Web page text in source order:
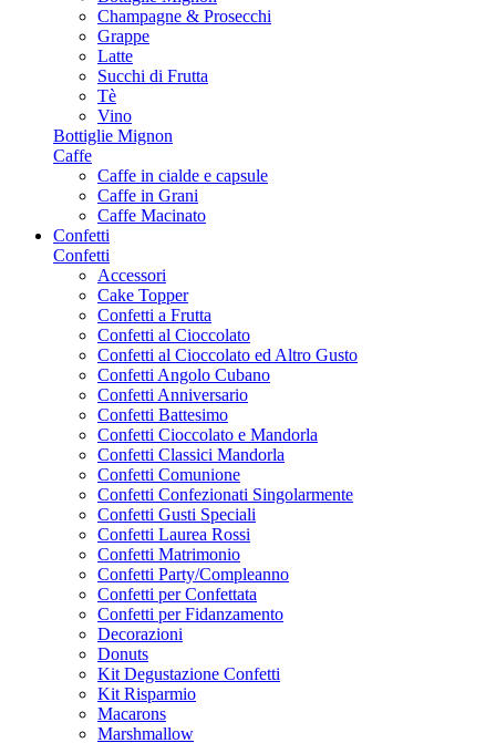
Champagne & Prosecchi
Grappe
Latte
Succhi di Frutta
Tè
Vino
Bottiglie Mignon
Caffe
Caffe in cialde e capsule
Caffe in Grani
Caffe Macinato
Confetti
Confetti
Accessori
Cake Topper
Confetti a Frutta
Confetti al Cioccolato
Confetti al Cioccolato ed Altro Gusto
Confetti Angolo Cubano
Confetti Anniversario
Confetti Battesimo
Confetti Cioccolato e Mandorla
Confetti Classici Mandorla
Confetti Comunione
Confetti Confezionati Singolarmente
Confetti Gusti Speciali
Confetti Laurea Rossi
Confetti Matrimonio
Confetti Party/Compleanno
Confetti per Confettata
Confetti per Fidanzamento
Decorazioni
Donuts
Kit Degustazione Confetti
Kit Risparmio
Macarons
Marshmallow